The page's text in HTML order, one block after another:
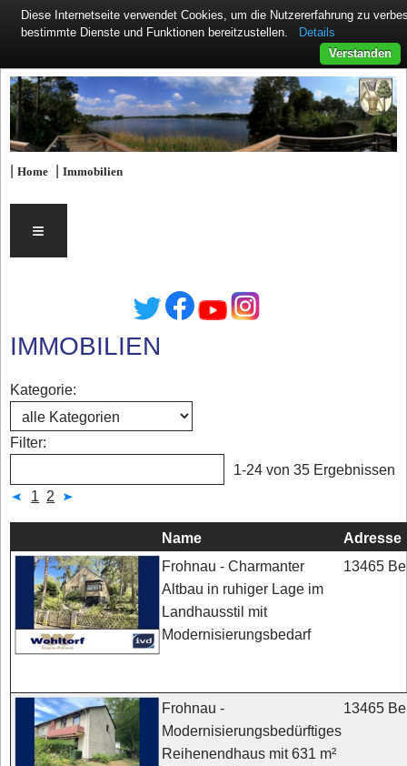
|Home |Immobilien
≡
IMMOBILIEN
Kategorie:
Filter:
1-24 von 35 Ergebnissen
1 2
Name
Adresse
Frohnau - Charmanter
Altbau in ruhiger Lage im
Landhausstil mit
Modernisierungsbedarf
13465
Frohnau -
Modernisierungsbedürftiges
Reihenendhaus mit 631 m²
13465
Diese Internetseite verwendet Cookies, um die Nutzererfahrung zu
bestimmte Dienste und Funktionen bereitzustellen.
Details
Verstanden